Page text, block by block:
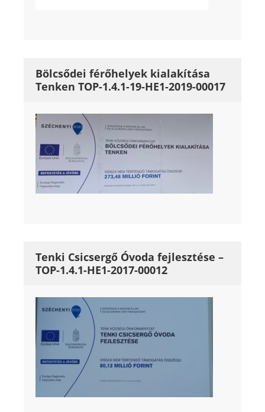
Bölcsődei férőhelyek kialakítása
Tenken TOP-1.4.1-19-HE1-2019-00017
Tenki Csicsergő Óvoda fejlesztése –
TOP-1.4.1-HE1-2017-00012